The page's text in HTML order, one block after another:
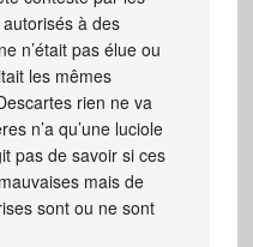
à des
n’était pas élue ou
les mêmes
rien ne va
n’a qu’une luciole
pas de savoir si ces
mais de
sont ou ne sont